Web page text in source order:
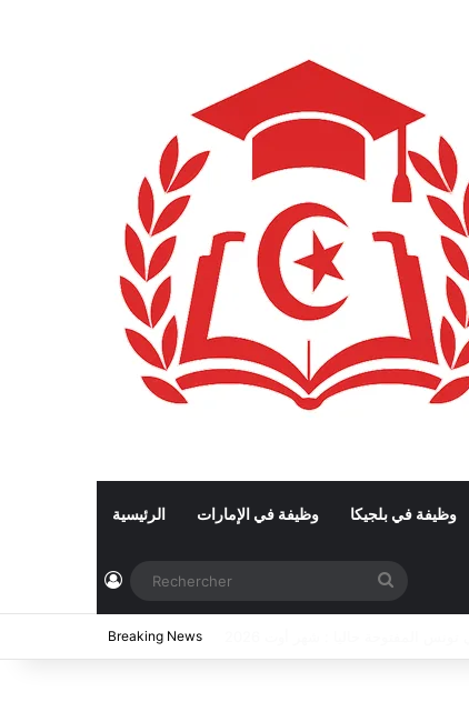
الرئيسية وظيفة في الإمارات وظيفة في بلجيكا
Connexion
Breaking News